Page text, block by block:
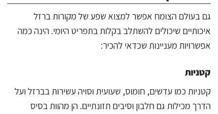
גם בעולם הצומח אפשר למצוא שפע של מקורות ברזל
איכותיים שיכולים להשתלב בקלות בתפריט היומי. הינה כמה
אפשרויות מעניינות שכדאי להכיר:
קטניות
קטניות כמו עדשים, חומוס, שעועית וסויה עשירות בברזל ועל
הדרך מכילות גם חלבון וסיבים תזונתיים. הן מהוות בסיס